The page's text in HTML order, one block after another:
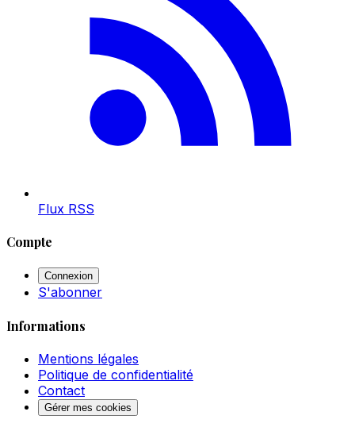
Flux RSS
Compte
Connexion
S'abonner
Informations
Mentions légales
Politique de confidentialité
Contact
Gérer mes cookies